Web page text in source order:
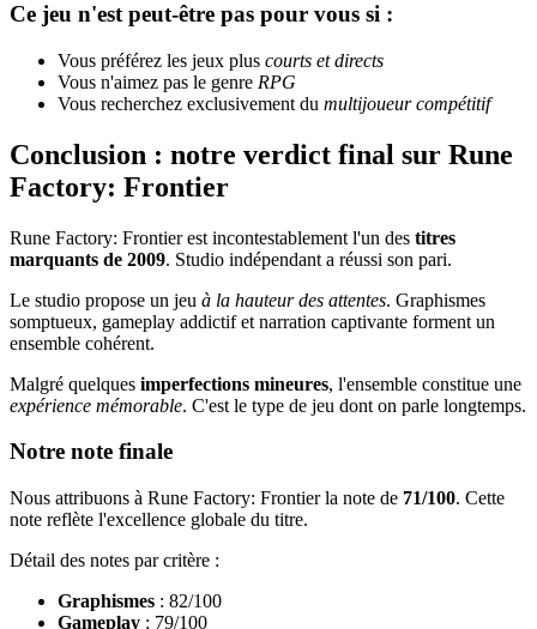
Ce jeu n'est peut-être pas pour vous si :
Vous préférez les jeux plus courts et directs
Vous n'aimez pas le genre RPG
Vous recherchez exclusivement du multijoueur compétitif
Conclusion : notre verdict final sur Rune
Factory: Frontier
Rune Factory: Frontier est incontestablement l'un des titres
marquants de 2009. Studio indépendant a réussi son pari.
Le studio propose un jeu à la hauteur des attentes. Graphismes
somptueux, gameplay addictif et narration captivante forment un
ensemble cohérent.
Malgré quelques imperfections mineures, l'ensemble constitue une
expérience mémorable. C'est le type de jeu dont on parle longtemps.
Notre note finale
Nous attribuons à Rune Factory: Frontier la note de 71/100. Cette
note reflète l'excellence globale du titre.
Détail des notes par critère :
Graphismes : 82/100
Gameplay : 79/100